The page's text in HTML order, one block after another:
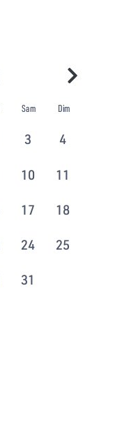
Sam Dim
3 4
10 11
17 18
24 25
31